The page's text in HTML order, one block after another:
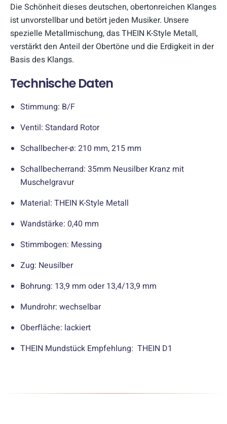
Die Schönheit dieses deutschen, obertonreichen Klanges
ist unvorstellbar und betört jeden Musiker. Unsere
spezielle Metallmischung, das THEIN K-Style Metall,
verstärkt den Anteil der Obertöne und die Erdigkeit in der
Basis des Klangs.
Technische Daten
Stimmung: B/F
Ventil: Standard Rotor
Schallbecher-ø: 210 mm, 215 mm
Schallbecherrand: 35mm Neusilber Kranz mit
Muschelgravur
Material: THEIN K-Style Metall
Wandstärke: 0,40 mm
Stimmbogen: Messing
Zug: Neusilber
Bohrung: 13,9 mm oder 13,4/13,9 mm
Mundrohr: wechselbar
Oberfläche: lackiert
THEIN Mundstück Empfehlung: THEIN D1